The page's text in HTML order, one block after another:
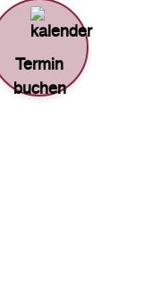
Termin
buchen